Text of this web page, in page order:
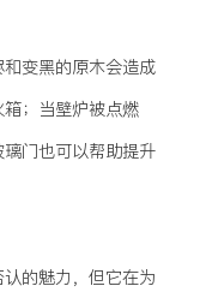
变黑的原木会造成
；当壁炉被点燃
门也可以帮助提升
的魅力，但它在为